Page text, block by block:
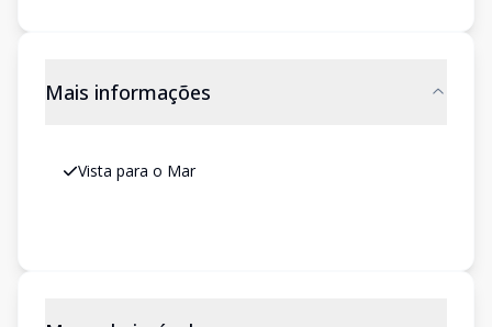
Mais informações
Vista para o Mar